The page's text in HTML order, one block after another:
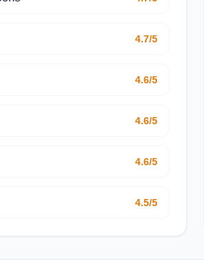
4.7/5
4.6/5
4.6/5
4.6/5
4.5/5